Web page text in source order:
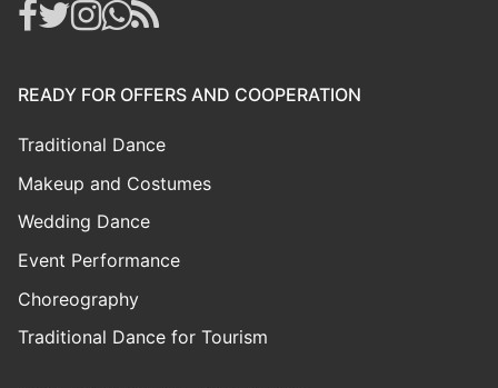
READY FOR OFFERS AND COOPERATION
Traditional Dance
Makeup and Costumes
Wedding Dance
Event Performance
Choreography
Traditional Dance for Tourism